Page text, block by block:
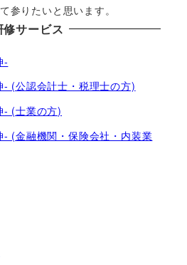
参りたいと思います。
修サービス
-
(公認会計士・税理士の方)
- (士業の方)
(金融機関・保険会社・内装業